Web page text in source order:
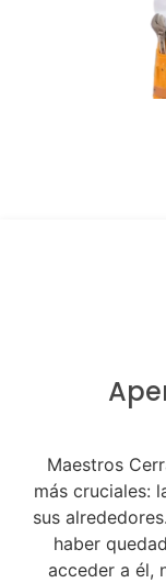
Maestros
más cruciales:
sus
haber
acceder a él,